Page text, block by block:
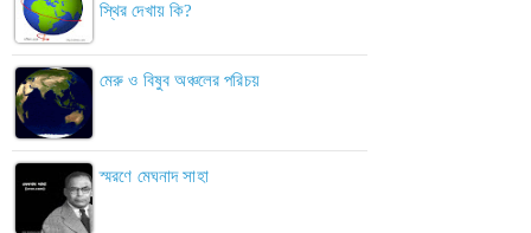
স্থির দেখায় কি?
মেরু ও বিষুব অঞ্চলের পরিচয়
স্মরণে মেঘনাদ সাহা